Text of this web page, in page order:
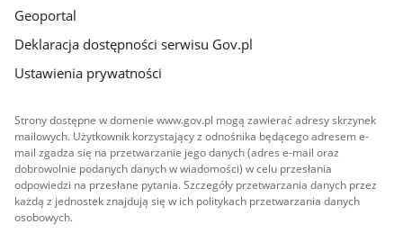
Geoportal
Deklaracja dostępności serwisu Gov.pl
Ustawienia prywatności
Strony dostępne w domenie www.gov.pl mogą zawierać adresy skrzynek
mailowych. Użytkownik korzystający z odnośnika będącego adresem e-
mail zgadza się na przetwarzanie jego danych (adres e-mail oraz
dobrowolnie podanych danych w wiadomości) w celu przesłania
odpowiedzi na przesłane pytania. Szczegóły przetwarzania danych przez
każdą z jednostek znajdują się w ich politykach przetwarzania danych
osobowych.